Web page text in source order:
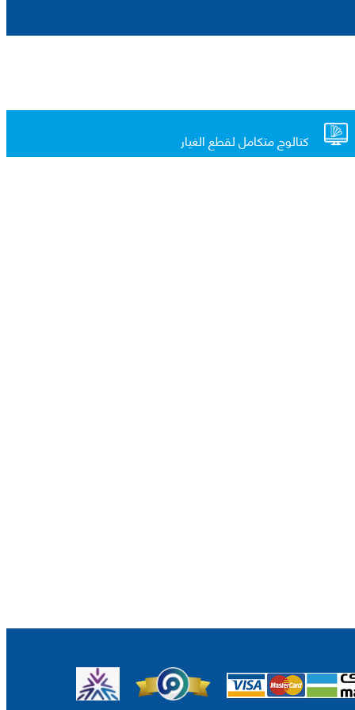
كتالوج متكامل لقطع الغيار